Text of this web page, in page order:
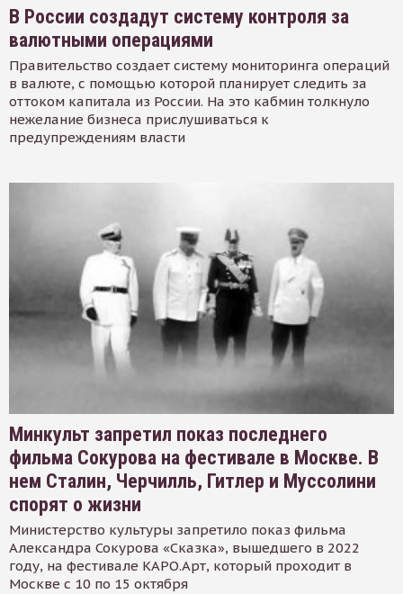
В России создадут систему контроля за
валютными операциями
Правительство создает систему мониторинга операций
в валюте, с помощью которой планирует следить за
оттоком капитала из России. На это кабмин толкнуло
нежелание бизнеса прислушиваться к
предупреждениям власти
Минкульт запретил показ последнего
фильма Сокурова на фестивале в Москве. В
нем Сталин, Черчилль, Гитлер и Муссолини
спорят о жизни
Министерство культуры запретило показ фильма
Александра Сокурова «Сказка», вышедшего в 2022
году, на фестивале КАРО.Арт, который проходит в
Москве с 10 по 15 октября